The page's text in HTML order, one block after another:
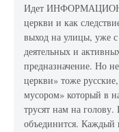
Идет
церкви и как
выход на улицы, уже
деятельных и
предназначение. Но
церкви» тоже
мусором» который в
трусят нам на
объединится. Каждый